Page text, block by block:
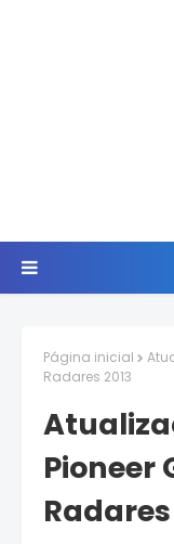
Página inicial
Radares 2013
Pioneer
Radares